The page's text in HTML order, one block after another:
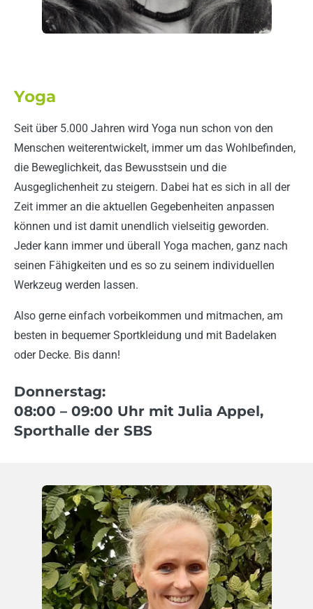
Yoga
Seit über 5.000 Jahren wird Yoga nun schon von den
Menschen weiterentwickelt, immer um das Wohlbefinden,
die Beweglichkeit, das Bewusstsein und die
Ausgeglichenheit zu steigern. Dabei hat es sich in all der
Zeit immer an die aktuellen Gegebenheiten anpassen
können und ist damit unendlich vielseitig geworden.
Jeder kann immer und überall Yoga machen, ganz nach
seinen Fähigkeiten und es so zu seinem individuellen
Werkzeug werden lassen.
Also gerne einfach vorbeikommen und mitmachen, am
besten in bequemer Sportkleidung und mit Badelaken
oder Decke. Bis dann!
Donnerstag:
08:00 – 09:00 Uhr mit Julia Appel,
Sporthalle der SBS